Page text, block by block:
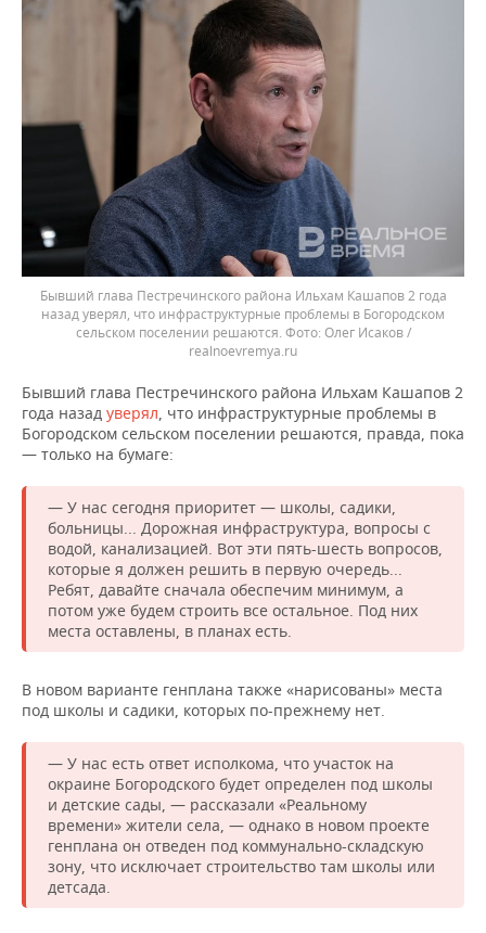
Бывший глава Пестречинского района Ильхам Кашапов 2 года
назад уверял, что инфраструктурные проблемы в Богородском
сельском поселении решаются.
Олег Исаков /
realnoevremya.ru
Бывший глава Пестречинского района Ильхам Кашапов 2
года назад уверял, что инфраструктурные проблемы в
Богородском сельском поселении решаются, правда, пока
— только на бумаге:
— У нас сегодня приоритет — школы, садики,
больницы... Дорожная инфраструктура, вопросы с
водой, канализацией. Вот эти пять-шесть вопросов,
которые я должен решить в первую очередь...
Ребят, давайте сначала обеспечим минимум, а
потом уже будем строить все остальное. Под них
места оставлены, в планах есть.
В новом варианте генплана также «нарисованы» места
под школы и садики, которых по-прежнему нет.
— У нас есть ответ исполкома, что участок на
окраине Богородского будет определен под школы
и детские сады, — рассказали «Реальному
времени» жители села, — однако в новом проекте
генплана он отведен под коммунально-складскую
зону, что исключает строительство там школы или
детсада.